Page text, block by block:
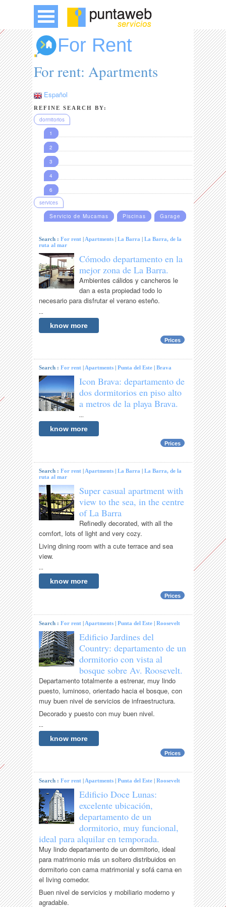
For Rent
For rent: Apartments
Español
REFINE SEARCH BY:
dormitorios
1
2
3
4
6
services
Servicio de Mucamas
Piscinas Garage
Search :For rent |Apartments |La Barra |La Barra, de la
ruta al mar
Cómodo departamento en la
mejor zona de La Barra.
Ambientes cálidos y cancheros le
dan a esta propiedad todo lo
necesario para disfrutar el verano esteño.
...
know more
Prices
Search :For rent |Apartments |Punta del Este |Brava
Icon Brava: departamento de
dos dormitorios en piso alto
a metros de la playa Brava.
...
know more
Prices
Search :For rent |Apartments |La Barra |La Barra, de la
ruta al mar
Super casual apartment with
view to the sea, in the centre
of La Barra
Refinedly decorated, with all the
comfort, lots of light and very cozy.
Living dining room with a cute terrace and sea
view.
...
know more
Prices
Search :For rent |Apartments |Punta del Este |Roosevelt
Edificio Jardines del
Country: departamento de un
dormitorio con vista al
bosque sobre Av. Roosevelt.
Departamento totalmente a estrenar, muy lindo
puesto, luminoso, orientado hacia el bosque, con
muy buen nivel de servicios de infraestructura.
Decorado y puesto con muy buen nivel.
...
know more
Prices
Search :For rent |Apartments |Punta del Este |Roosevelt
Edificio Doce Lunas:
excelente ubicación,
departamento de un
dormitorio, muy funcional,
ideal para alquilar en temporada.
Muy lindo departamento de un dormitorio, ideal
para matrimonio más un soltero distribuidos en
dormitorio con cama matrimonial y sofá cama en
el living comedor.
Buen nivel de servicios y mobiliario moderno y
agradable.